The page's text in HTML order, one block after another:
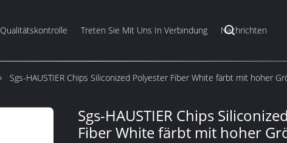
Qualitätskontrolle Treten Sie Mit Uns In Verbindung Nachrichten
Sgs-HAUSTIER Chips Siliconized Polyester Fiber White färbt mit hoher
Sgs-HAUSTIER Chips
Fiber White färbt mit hoher